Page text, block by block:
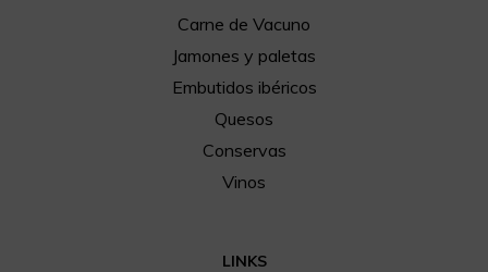
Carne de Vacuno
Jamones y paletas
Embutidos ibéricos
Quesos
Conservas
Vinos
LINKS